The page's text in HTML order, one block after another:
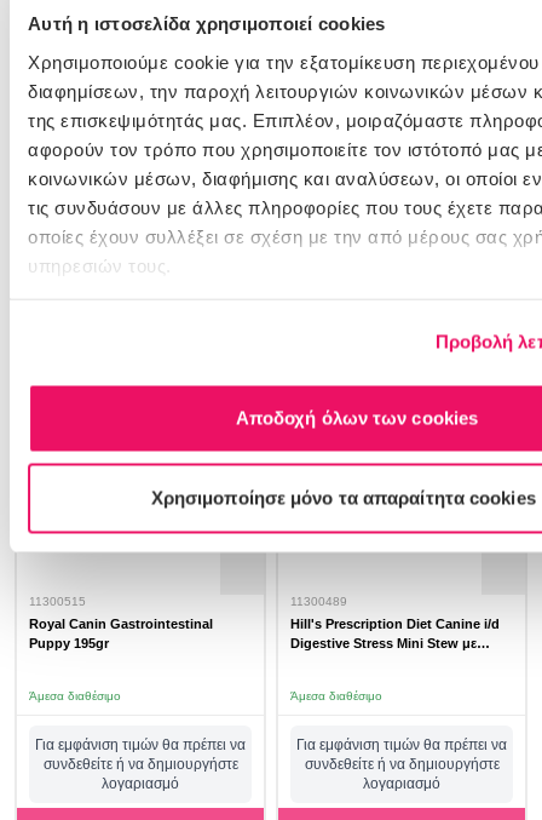
Αυτή η ιστοσελίδα χρησιμοποιεί cookies
Χρησιμοποιούμε cookie για την εξατομίκευση περιεχομένου
διαφημίσεων, την παροχή λειτουργιών κοινωνικών μέσων
της επισκεψιμότητάς μας. Επιπλέον, μοιραζόμαστε
αφορούν τον τρόπο που χρησιμοποιείτε τον ιστότοπό μας
κοινωνικών μέσων, διαφήμισης και αναλύσεων, οι οποίοι
τις συνδυάσουν με άλλες πληροφορίες που τους έχετε
οποίες έχουν συλλέξει σε σχέση με την από μέρους σας
υπηρεσιών τους.
Προβολή
Αποδοχή όλων των cookies
Χρησιμοποίησε μόνο τα απαραίτητα cookies
11300541
Vetlife Dog Hepatic 300gr
Άμεσα διαθέσιμο
Για εμφάνιση τιμών θα πρέπει να
λογαριασμό
11300540
Hill's Prescription Diet Canine w/d
Digestive/Weight/Diabetes
Management 370gr
Άμεσα διαθέσιμο
Για εμφάνιση τιμών θα πρέπει να
11300515
Royal Canin Gastrointestinal
Puppy 195gr
Άμεσα διαθέσιμο
Για εμφάνιση τιμών θα πρέπει να
συνδεθείτε ή να δημιουργήστε
λογαριασμό
11300489
Hill's Prescription Diet Canine i/d
Digestive Stress Mini Stew με
Άμεσα διαθέσιμο
Για εμφάνιση τιμών θα πρέπει να
συνδεθείτε ή να δημιουργήστε
λογαριασμό